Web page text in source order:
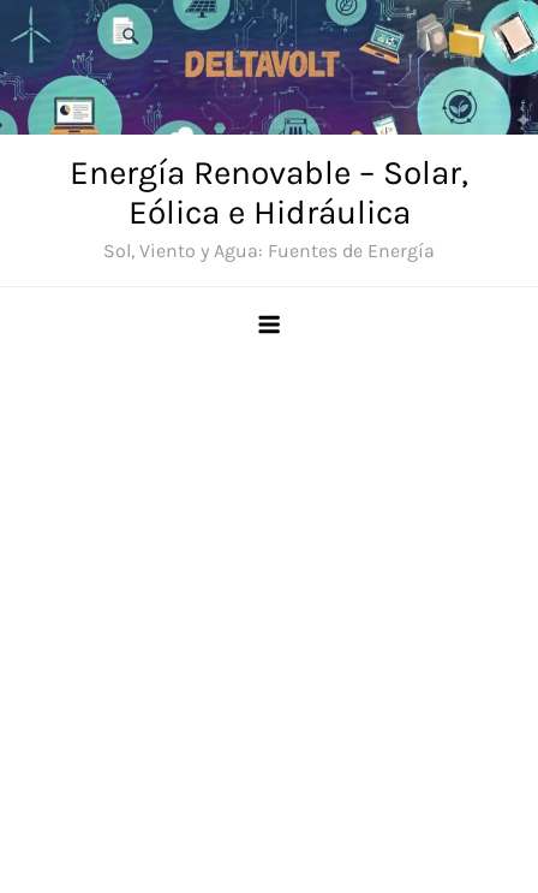
Saltar
al
contenido
Energía Renovable – Solar,
Eólica e Hidráulica
Sol, Viento y Agua: Fuentes de Energía